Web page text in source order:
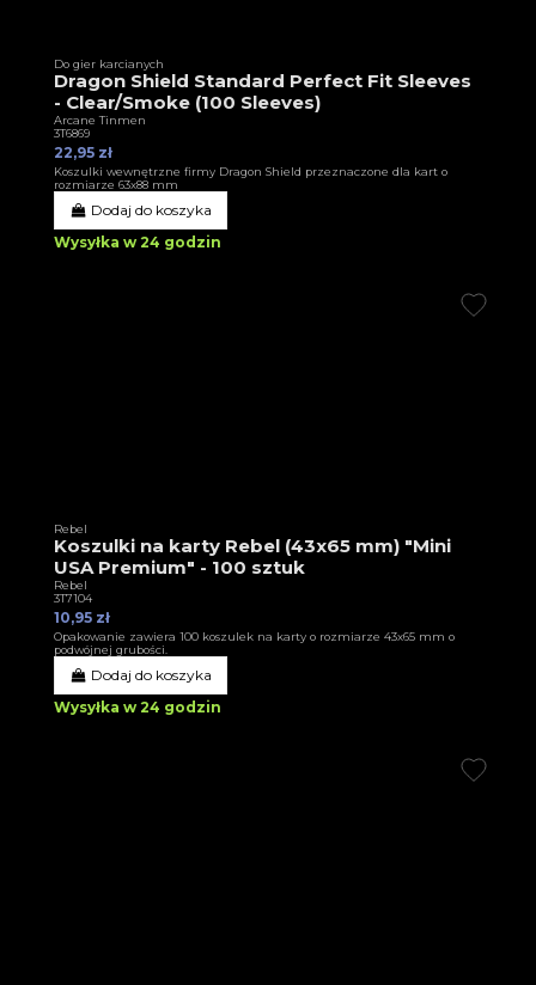
Do gier karcianych
Dragon Shield Standard Perfect Fit Sleeves
- Clear/Smoke (100 Sleeves)
Arcane Tinmen
3T6869
22,95 zł
Koszulki wewnętrzne firmy Dragon Shield przeznaczone dla kart o
rozmiarze 63x88 mm
Dodaj do koszyka
Wysyłka w 24 godzin
Rebel
Koszulki na karty Rebel (43x65 mm) "Mini
USA Premium" - 100 sztuk
Rebel
3T7104
10,95 zł
Opakowanie zawiera 100 koszulek na karty o rozmiarze 43x65 mm o
podwójnej grubości.
Dodaj do koszyka
Wysyłka w 24 godzin